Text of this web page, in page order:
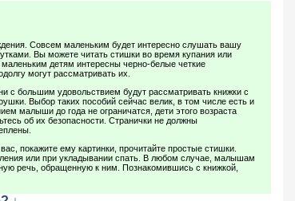
Совсем маленьким будет интересно слушать вашу
Вы можете читать стишки во время купания или
детям интересны черно-белые четкие
могут рассматривать их.
с большим удовольствием будут рассматривать книжки с
Выбор таких пособий сейчас велик, в том числе есть и
малыши до года не ограничатся, дети этого возраста
об их безопасности. Странички не должны
покажите ему картинки, прочитайте простые стишки.
или при укладывании спать. В любом случае, малышам
речь, обращенную к ним. Познакомившись с книжкой,